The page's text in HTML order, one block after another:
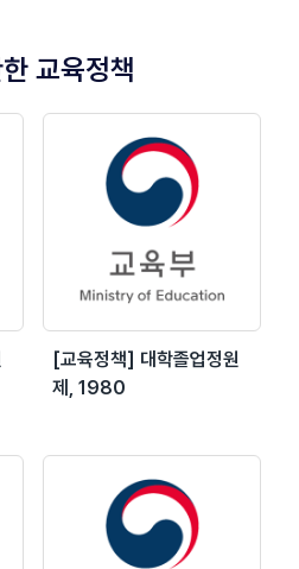
교육정책
[교육정책] 대학졸업정원
제, 1980